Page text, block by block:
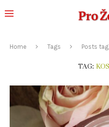
Home Tags Posts
TAG: